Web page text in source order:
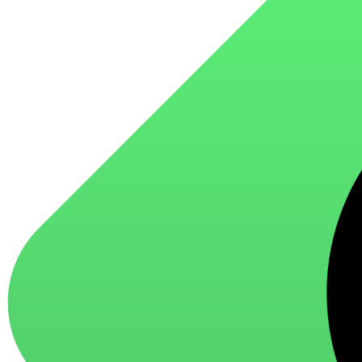
для ароматизации и нейтрализации запахов
для стирки и ухода за тканями
для ковров и текстильных изделий
специализированные чистящие средства
универсальные чистящие средства
дезинфицирующие средства
Автохимия и автокосметика
автоэмали
аэрозольные смазки